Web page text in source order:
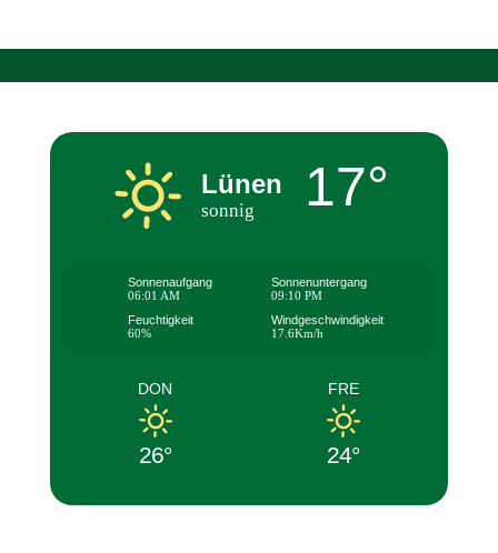
Lünen
sonnig 17°
Sonnenaufgang
06:01 AM
Sonnenuntergang
09:10 PM
Feuchtigkeit
60%
Windgeschwindigkeit
17.6Km/h
DON
26°
FRE
24°